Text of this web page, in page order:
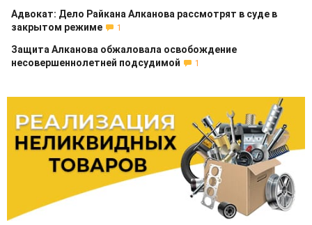
Адвокат: Дело Райкана Алканова рассмотрят в суде в
закрытом режиме
1
Защита Алканова обжаловала освобождение
несовершеннолетней подсудимой
1